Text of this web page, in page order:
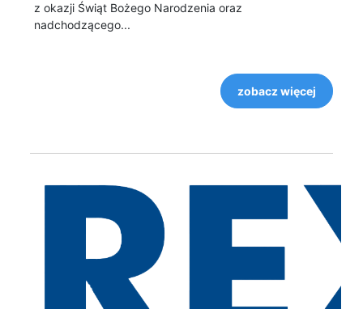
z okazji Świąt Bożego Narodzenia oraz
nadchodzącego...
zobacz więcej